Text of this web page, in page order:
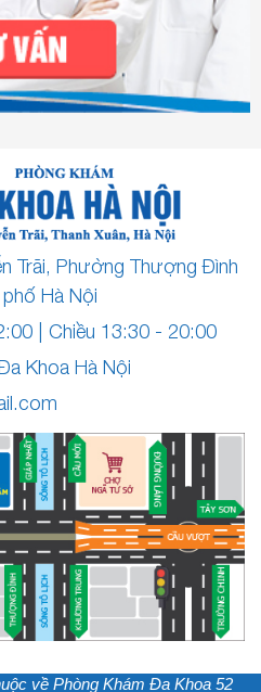
Trãi, Phường Thượng Đình
phố Hà Nội
| Chiều 13:30 - 20:00
Khoa Hà Nội
về Phòng Khám Đa Khoa 52